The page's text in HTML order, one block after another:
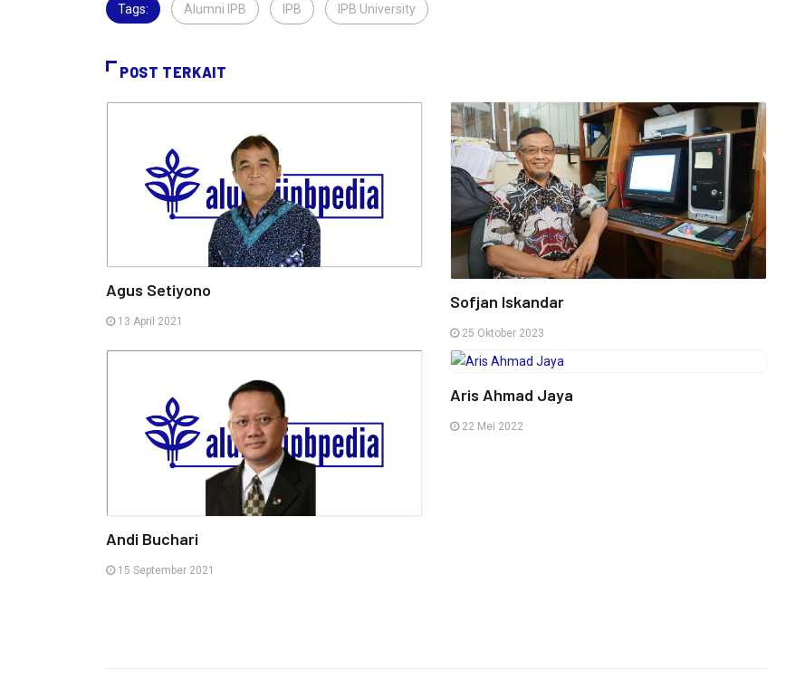
Tags: Alumni IPB IPB IPB University
POST TERKAIT
Agus Setiyono
13 April 2021
Sofjan Iskandar
25 Oktober 2023
Andi Buchari
15 September 2021
Aris Ahmad Jaya
22 Mei 2022